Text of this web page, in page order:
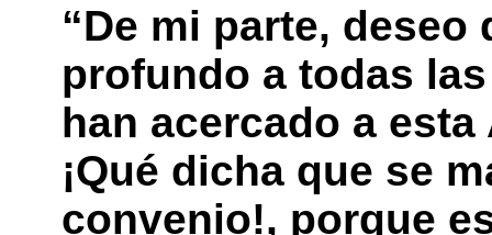
“De mi parte,
profundo a todas
han acercado a
¡Qué dicha que se
convenio!, porque